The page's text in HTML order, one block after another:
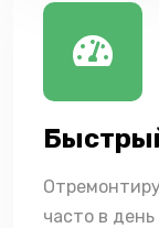
часто в